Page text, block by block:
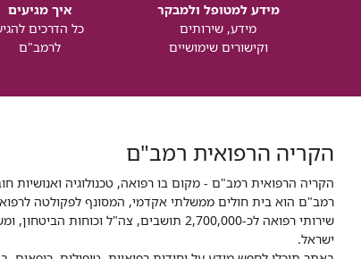
מידע למטופל ולמבקר
מידע, שירותים
וקישורים שימושיים
איך מגיעים
כל הדרכים
לרמב"ם
הקריה הרפואית רמב"ם
הקריה הרפואית רמב"ם - מקום בו רפואה, טכנולוגיה ואנושיות
ישראל.